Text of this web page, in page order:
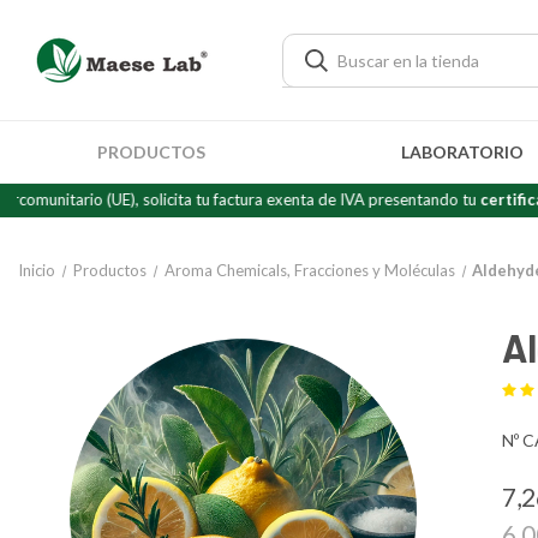
PRODUCTOS LABORATORIO
solicita tu factura exenta de IVA presentando tucertificado de
Inicio Productos Aroma Chemicals, Fracciones y Moléculas
Nº